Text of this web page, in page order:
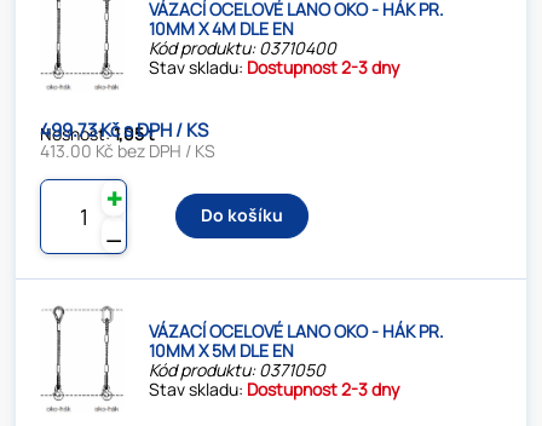
VÁZACÍ OCELOVÉ LANO OKO - HÁK PR.
10MM X 4M DLE EN
Kód produktu: 03710400
Stav skladu: Dostupnost 2-3 dny
Nosnost:1,05 t
499.73 Kč s DPH / KS
413.00 Kč bez DPH / KS
⚊
✚
Do košíku
VÁZACÍ OCELOVÉ LANO OKO - HÁK PR.
10MM X 5M DLE EN
Kód produktu: 0371050
Stav skladu: Dostupnost 2-3 dny